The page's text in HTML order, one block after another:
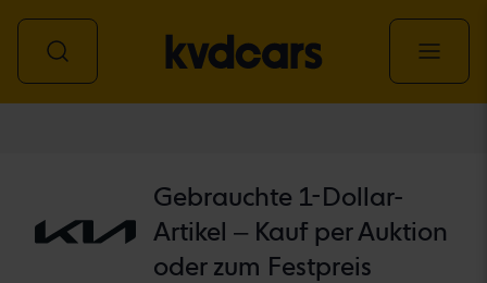
Gebrauchte 1-Dollar-
Artikel – Kauf per Auktion
oder zum Festpreis